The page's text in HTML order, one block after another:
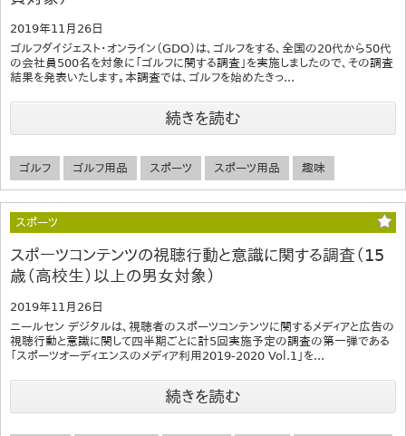
2019年11月26日
ゴルフダイジェスト・オンライン（GDO）は、ゴルフをする、全国の20代から50代
の会社員500名を対象に「ゴルフに関する調査」を実施しましたので、その調査
結果を発表いたします。本調査では、ゴルフを始めたきっ...
続きを読む
ゴルフ ゴルフ用品 スポーツ スポーツ用品 趣味
スポーツ
スポーツコンテンツの視聴行動と意識に関する調査（15
歳（高校生）以上の男女対象）
2019年11月26日
ニールセン デジタルは、視聴者のスポーツコンテンツに関するメディアと広告の
視聴行動と意識に関して四半期ごとに計5回実施予定の調査の第一弾である
「スポーツオーディエンスのメディア利用2019-2020 Vol.1」を...
続きを読む